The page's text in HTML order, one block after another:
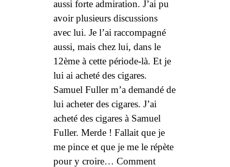
aussi forte admiration. J’ai pu
avoir plusieurs discussions
avec lui. Je l’ai raccompagné
aussi, mais chez lui, dans le
12ème à cette période-là. Et je
lui ai acheté des cigares.
Samuel Fuller m’a demandé de
lui acheter des cigares. J’ai
acheté des cigares à Samuel
Fuller. Merde ! Fallait que je
me pince et que je me le répète
pour y croire… Comment